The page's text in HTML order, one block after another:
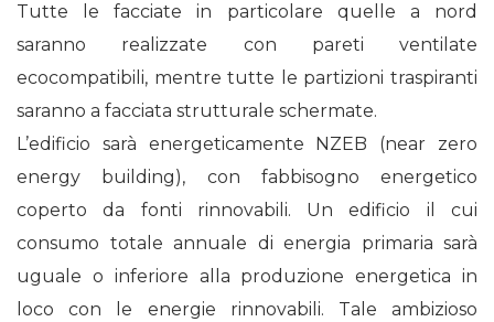
Tutte le facciate in particolare quelle a nord
saranno realizzate con pareti ventilate
ecocompatibili, mentre tutte le partizioni traspiranti
saranno a facciata strutturale schermate.
L’edificio sarà energeticamente NZEB (near zero
energy building), con fabbisogno energetico
coperto da fonti rinnovabili. Un edificio il cui
consumo totale annuale di energia primaria sarà
uguale o inferiore alla produzione energetica in
loco con le energie rinnovabili. Tale ambizioso